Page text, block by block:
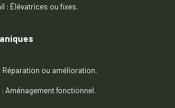
: Élévatrices ou fixes.
Réparation ou amélioration.
Aménagement fonctionnel.